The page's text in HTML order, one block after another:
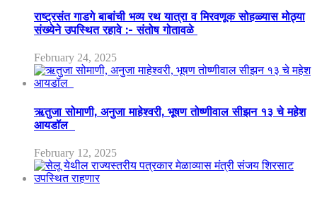
राष्ट्रसंत गाडगे बाबांची भव्य रथ यात्रा व मिरवणूक सोहळ्यास मोठ्या
संख्येने उपस्थित रहावे :- संतोष गोतावळे
February 24, 2025
ऋतुजा सोमाणी, अनुजा माहेश्वरी, भूषण तोष्णीवाल सीझन १३ चे महेश
आयडॉल
February 12, 2025